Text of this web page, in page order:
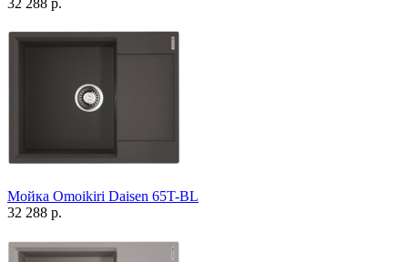
32 288 р.
Мойка Omoikiri Daisen 65T-BL
32 288 р.